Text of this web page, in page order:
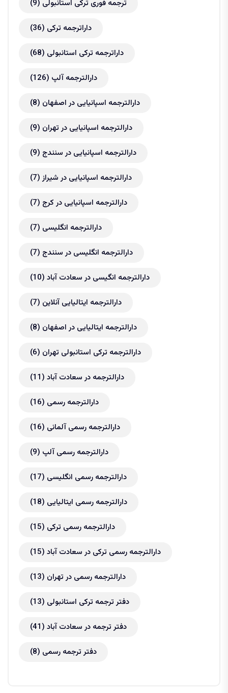
ترجمه فوری ترکی استانبولی (9)
داراترجمه ترکی (36)
داراترجمه ترکی استانبولی (68)
دارالترجمه آلپ (126)
دارالترجمه اسپانیایی در اصفهان (8)
دارالترجمه اسپانیایی در تهران (9)
دارالترجمه اسپانیایی در سنندج (9)
دارالترجمه اسپانیایی در شیراز(7)
دارالترجمه اسپانیایی در کرج (7)
دارالترجمه انگلیسی (7)
دارالترجمه انگلیسی در سنندج (7)
دارالترجمه انگیسی در سعادت آباد (10)
دارالترجمه ایتالیایی آنلاین (7)
دارالترجمه ایتالیایی در اصفهان (8)
دارالترجمه ترکی استانبولی تهران (6)
دارالترجمه در سعادت آباد (11)
دارالترجمه رسمی (16)
دارالترجمه رسمی آلمانی (16)
دارالترجمه رسمی آلپ (9)
دارالترجمه رسمی انگلیسی (17)
دارالترجمه رسمی ایتالیایی (18)
دارالترجمه رسمی ترکی (15)
دارالترجمه رسمی ترکی در سعادت آباد (15)
دارالترجمه رسمی در تهران (13)
دفتر ترجمه ترکی استانبولی (13)
دفتر ترجمه در سعادت آباد (41)
دفتر ترجمه رسمی (8)